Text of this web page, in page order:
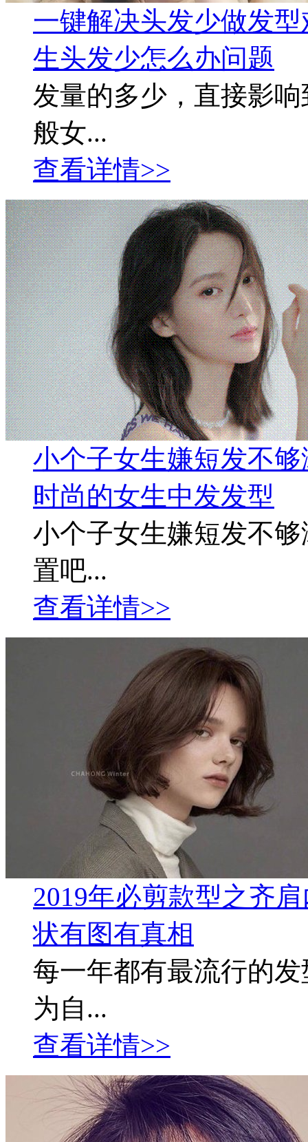
一键解决头发少做发
生头发少怎么办问题
发量的多少，直接影
般女...
查看详情>>
小个子女生嫌短发不
时尚的女生中发发型
小个子女生嫌短发不
置吧...
查看详情>>
2019年必剪款型之齐
状有图有真相
每一年都有最流行的
为自...
查看详情>>